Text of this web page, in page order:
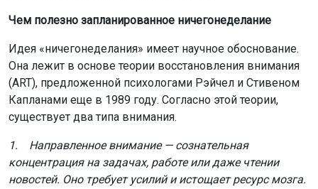
Чем полезно запланированное ничегонеделание
Идея «ничегонеделания» имеет научное обоснование.
Она лежит в основе теории восстановления внимания
(ART), предложенной психологами Рэйчел и Стивеном
Капланами еще в 1989 году. Согласно этой теории,
существует два типа внимания.
1. Направленное внимание — сознательная
концентрация на задачах, работе или даже чтении
новостей. Оно требует усилий и истощает ресурс мозга.